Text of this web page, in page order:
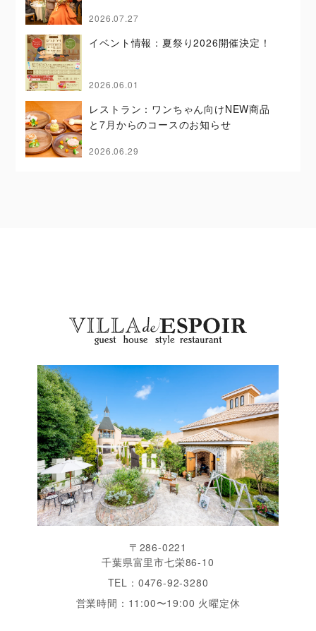
2026.07.27
イベント情報：夏祭り2026開催決定！
2026.06.01
レストラン：ワンちゃん向けNEW商品
と7月からのコースのお知らせ
2026.06.29
〒286-0221
千葉県富里市七栄86-10
TEL：0476-92-3280
営業時間：11:00〜19:00 火曜定休